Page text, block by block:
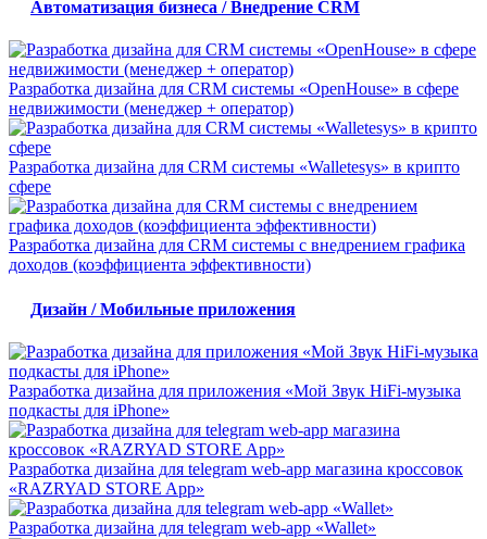
Автоматизация бизнеса / Внедрение CRM
Разработка дизайна для CRM системы «OpenHouse» в сфере
недвижимости (менеджер + оператор)
Разработка дизайна для CRM системы «Walletesys» в крипто
сфере
Разработка дизайна для CRM системы с внедрением графика
доходов (коэффициента эффективности)
Дизайн / Мобильные приложения
Разработка дизайна для приложения «Мой Звук HiFi-музыка
подкасты для iPhone»
Разработка дизайна для telegram web-app магазина кроссовок
«RAZRYAD STORE App»
Разработка дизайна для telegram web-app «Wallet»